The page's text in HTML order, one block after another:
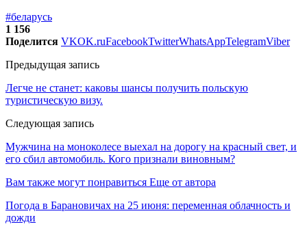
#беларусь
1 156
Поделится VKOK.ruFacebookTwitterWhatsAppTelegramViber
Предыдущая запись
Легче не станет: каковы шансы получить польскую
туристическую визу.
Следующая запись
Мужчина на моноколесе выехал на дорогу на красный свет, и
его сбил автомобиль. Кого признали виновным?
Вам также могут понравиться Еще от автора
Погода в Барановичах на 25 июня: переменная облачность и
дожди